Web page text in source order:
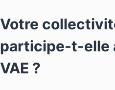
Votre
participe-t-elle
VAE ?